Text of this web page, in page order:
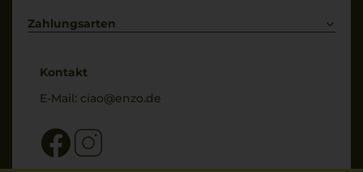
Bewertungs-Richtlinien
Zahlungsarten
Kontakt
E-Mail: ciao@enzo.de